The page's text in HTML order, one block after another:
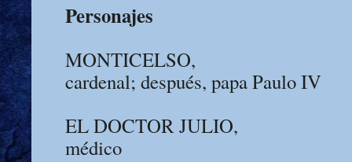
Personajes
MONTICELSO,
cardenal; después, papa Paulo IV
EL DOCTOR JULIO,
médico